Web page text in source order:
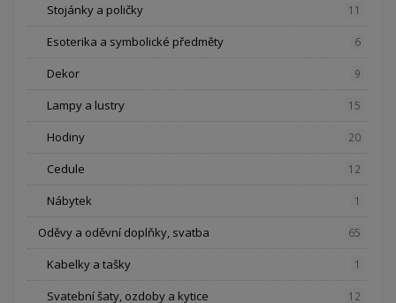
Stojánky a poličky 11
Esoterika a symbolické předměty 6
Dekor 9
Lampy a lustry 15
Hodiny 20
Cedule 12
Nábytek 1
Oděvy a oděvní doplňky, svatba 65
Kabelky a tašky 1
Svatební šaty, ozdoby a kytice 12